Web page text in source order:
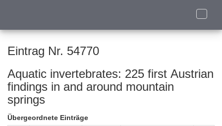
Toggle
Eintrag Nr. 54770
Aquatic invertebrates: 225 first Austrian
findings in and around mountain
springs
Übergeordnete Einträge